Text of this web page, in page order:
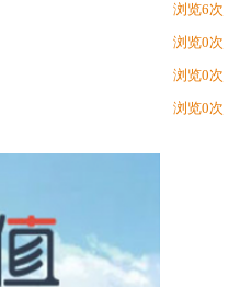
浏览6次
浏览0次
浏览0次
浏览0次